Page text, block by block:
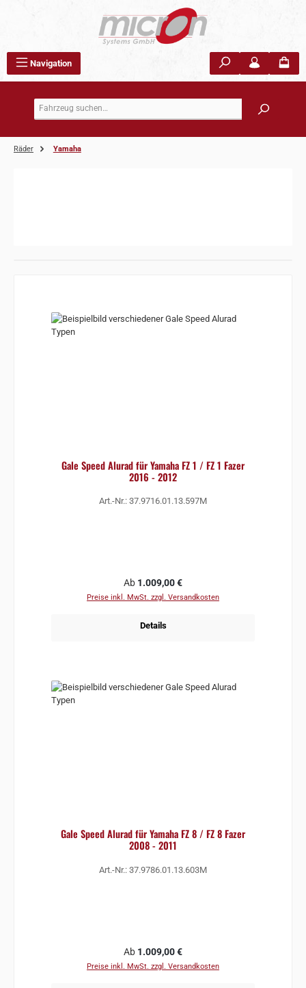
Navigation
Räder Yamaha
Gale Speed Alurad für Yamaha FZ 1 / FZ 1 Fazer
2016 - 2012
Art.-Nr.: 37.9716.01.13.597M
Regulärer Preis:
Ab 1.009,00 €
Preise inkl. MwSt. zzgl. Versandkosten
Details
Gale Speed Alurad für Yamaha FZ 8 / FZ 8 Fazer
2008 - 2011
Art.-Nr.: 37.9786.01.13.603M
Regulärer Preis:
Ab 1.009,00 €
Preise inkl. MwSt. zzgl. Versandkosten